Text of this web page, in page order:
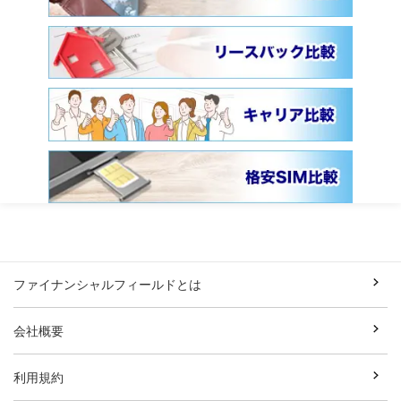
ファイナンシャルフィールドとは
会社概要
利用規約